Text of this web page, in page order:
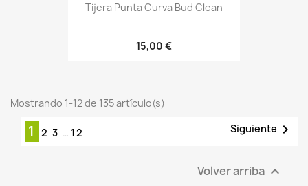
Tijera Punta Curva Bud Clean
15,00 €
Mostrando 1-12 de 135 artículo(s)
1 2 3 … 12 Siguiente 
Volver arriba 